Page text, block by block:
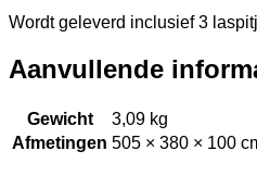
Wordt geleverd inclusief 3
Aanvullende
Gewicht
3,09 kg
Afmetingen 505 × 380 × 100